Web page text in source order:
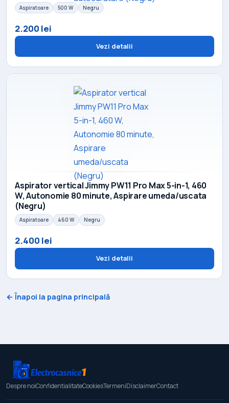
Aspiratoare 500 W Negru
2.200 lei
Vezi detalii
Aspirator vertical Jimmy PW11 Pro Max 5-in-1, 460
W, Autonomie 80 minute, Aspirare umeda/uscata
(Negru)
Aspiratoare 460 W Negru
2.400 lei
Vezi detalii
← Înapoi la pagina principală
Despre noiConfidentialitateCookiesTermeniDisclaimerContact